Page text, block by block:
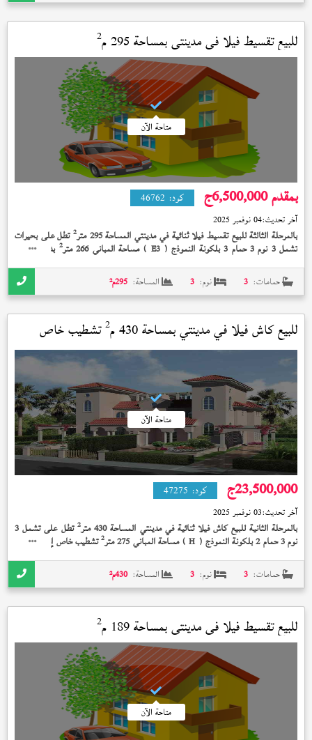
للبيع تقسيط فيلا فيمدينتيبمساحة 295 م 2
متاحة الآن
بمقدم 6,500,000 ج كود: 46762
آخر تحديث:04 نوفمبر 2025
بالمرحلة الثالثة للبيع تقسيط فيلا ثنائية في مدينتي المساحة 295 متر 2تطل على بحيرات
تشمل 3 نوم 3 حمام 3 بلكونة النموذج ( E3 ) مساحة المباني 266 متر 2 بدون تشطيب
حمامات: 3 نوم: 3 المساحة: 295م²
للبيع كاش فيلا فيمدينتيبمساحة 430 م 2تشطيب خاص
استلام فوري
متاحة الآن
23,500,000ج كود: 47275
آخر تحديث:03 نوفمبر 2025
بالمرحلة الثانية للبيع كاش فيلا ثنائية في مدينتي المساحة 430 متر 2 تطل على تشمل 3
نوم 3 حمام 2 بلكونة النموذج ( H) مساحة المباني 275 متر 2تشطيب خاص إستلام فوري
حمامات: 3 نوم: 3 المساحة: 430م²
للبيع تقسيط فيلا فيمدينتيبمساحة 189 م 2
متاحة الآن